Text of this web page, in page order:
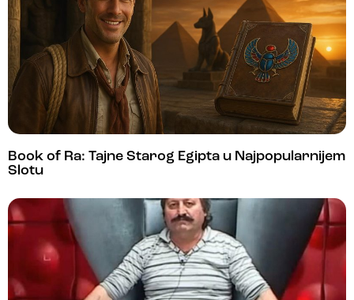
Book of Ra: Tajne Starog Egipta u Najpopularnijem
Slotu